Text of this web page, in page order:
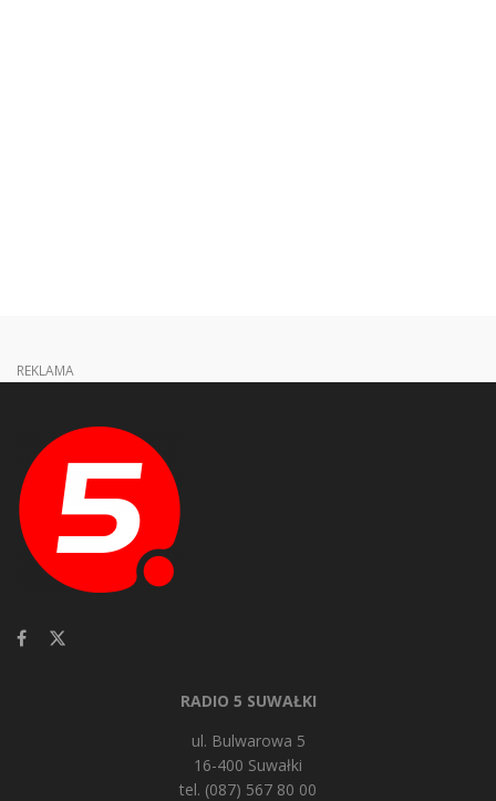
REKLAMA
RADIO 5 SUWAŁKI
ul. Bulwarowa 5
16-400 Suwałki
tel. (087) 567 80 00